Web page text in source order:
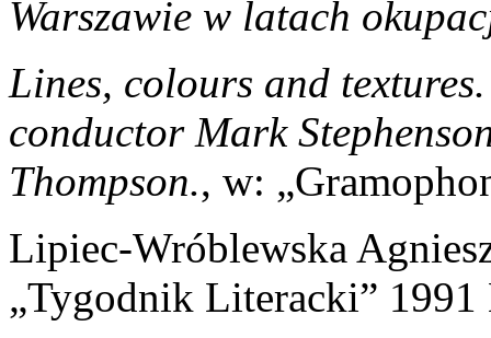
Warszawie w latach
Lines, colours and
conductor Mark
Thompson., w:
Lipiec-Wróblewska
„Tygodnik Literacki” 1991